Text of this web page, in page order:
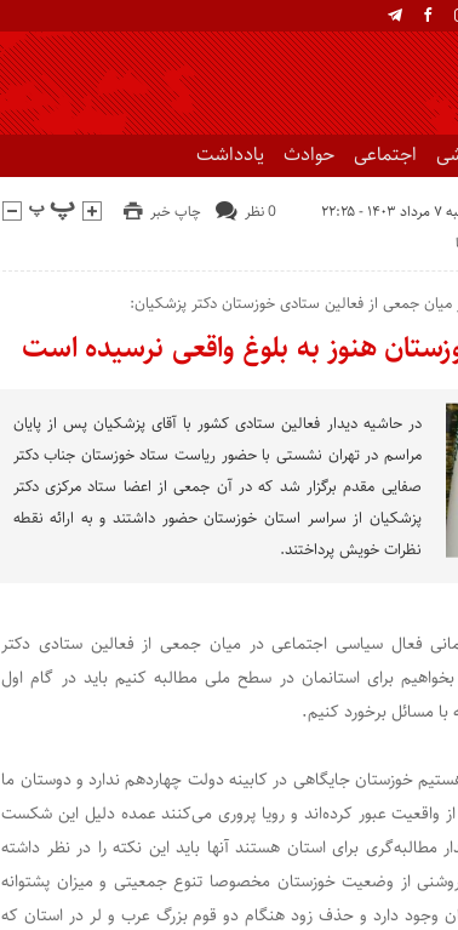
اجتماعی حوادث یادداشت
چاپ خبر
0 نظر
جمعی از فعالین ستادی خوزستان دکتر پزشکیان:
هنوز به بلوغ واقعی نرسیده است
در حاشیه دیدار فعالین ستادی کشور با آقای پزشکیان پس از پایان
مراسم در تهران نشستی با حضور ریاست ستاد خوزستان جناب دکتر
صفایی مقدم برگزار شد که در آن جمعی از اعضا ستاد مرکزی دکتر
پزشکیان از سراسر استان خوزستان حضور داشتند و به ارائه نقطه
نظرات خویش پرداختند.
فعال سیاسی اجتماعی در میان جمعی از فعالین ستادی دکتر
برای استانمان در سطح ملی مطالبه کنیم باید در گام اول
با مسائل برخورد کنیم.
خوزستان جایگاهی در کابینه دولت چهاردهم ندارد و دوستان ما
واقعیت عبور کرده‌اند و رویا پروری می‌کنند عمده دلیل این شکست
مطالبه‌گری برای استان هستند آنها باید این نکته را در نظر داشته
از وضعیت خوزستان مخصوصا تنوع جمعیتی و میزان پشتوانه
دارد و حذف زود هنگام دو قوم بزرگ عرب و لر در استان که